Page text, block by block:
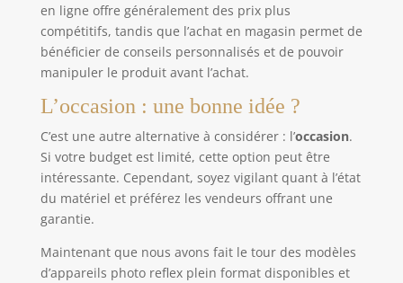
en ligne offre généralement des prix plus
compétitifs, tandis que l’achat en magasin permet de
bénéficier de conseils personnalisés et de pouvoir
manipuler le produit avant l’achat.
L’occasion : une bonne idée ?
C’est une autre alternative à considérer : l’occasion.
Si votre budget est limité, cette option peut être
intéressante. Cependant, soyez vigilant quant à l’état
du matériel et préférez les vendeurs offrant une
garantie.
Maintenant que nous avons fait le tour des modèles
d’appareils photo reflex plein format disponibles et